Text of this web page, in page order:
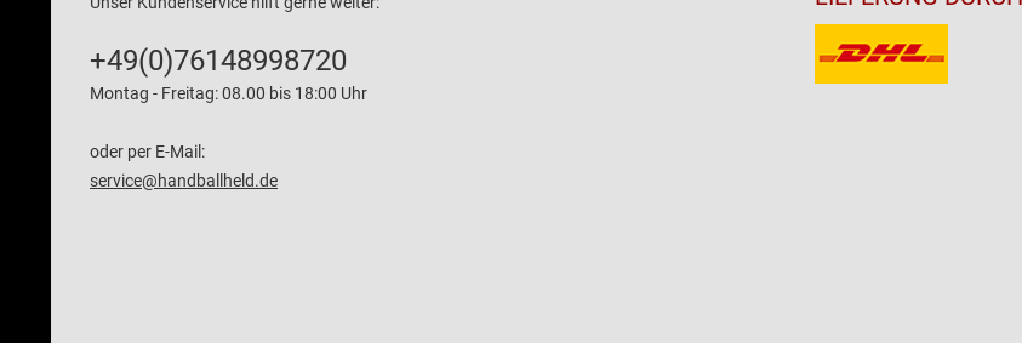
+49(0)76148998720
Montag - Freitag: 08.00 bis 18:00 Uhr
oder per E-Mail:
service@handballheld.de